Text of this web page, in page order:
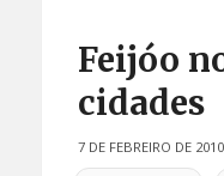
Feijóo
cidades
7 DE FEBREIRO DE 2010